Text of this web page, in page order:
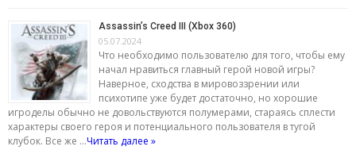
Assassin’s Creed III (Xbox 360)
05.07.2024
Что необходимо пользователю для того, чтобы ему
начал нравиться главный герой новой игры?
Наверное, сходства в мировоззрении или
психотипе уже будет достаточно, но хорошие
игроделы обычно не довольствуются полумерами, стараясь сплести
характеры своего героя и потенциального пользователя в тугой
клубок. Все же …Читать далее »